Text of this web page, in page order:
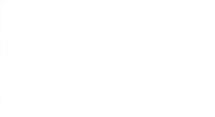
テム-モデル：TM-800